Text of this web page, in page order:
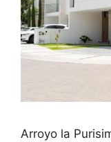
Arroyo la